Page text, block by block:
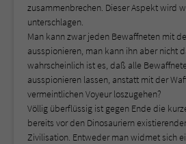
zusammenbrechen. Dieser Aspekt wird
unterschlagen.
Man kann zwar jeden Bewaffneten mit
ausspionieren, man kann ihn aber nicht
wahrscheinlich ist es, daß alle
ausspionieren lassen, anstatt mit der
vermeintlichen Voyeur loszugehen?
Völlig überflüssig ist gegen Ende die
bereits vor den Dinosauriern
Zivilisation. Entweder man widmet sich